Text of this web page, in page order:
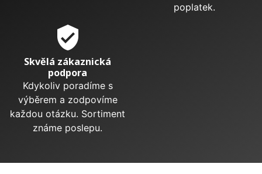
poplatek.
verified_user
Skvělá zákaznická
podpora
Kdykoliv poradíme s
výběrem a zodpovíme
každou otázku. Sortiment
známe poslepu.